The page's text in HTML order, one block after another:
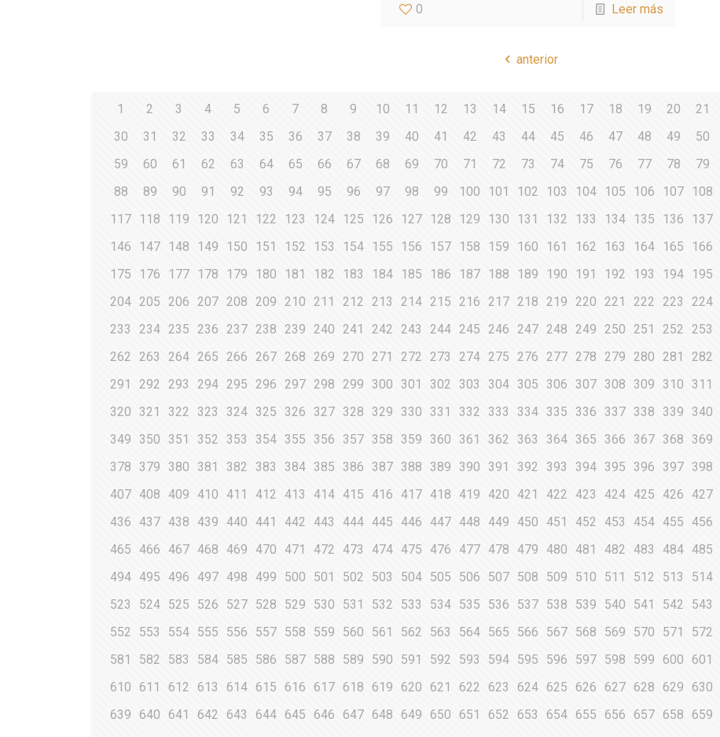
0 Leer más
anterior
1 2 3 4 5 6 7 8 9 10 11 12 13 14 15 16 17 18 19 20 21
30
31 32 33 34 35 36 37 38 39 40 41 42 43 44 45 46 47 48 49 50
59
60 61 62 63 64 65 66 67 68 69 70 71 72 73 74 75 76 77 78 79
88
89 90 91 92 93 94 95 96 97 98 99 100 101 102 103 104 105 106 107 108
117 118 119 120 121 122 123 124 125 126 127 128 129 130 131 132 133 134 135 136 137
146
147 148 149 150 151 152 153 154 155 156 157 158 159 160 161 162 163 164 165 166
175
176 177 178 179 180 181 182 183 184 185 186 187 188 189 190 191 192 193 194 195
204 205 206 207 208 209 210 211 212 213 214 215 216 217 218 219 220 221 222 223 224
233
234 235 236 237 238 239 240 241 242 243 244 245 246 247 248 249 250 251 252 253
262
263 264 265 266 267 268 269 270 271 272 273 274 275 276 277 278 279 280 281 282
291
292 293 294 295 296 297 298 299 300 301 302 303 304 305 306 307 308 309 310 311
320
321 322 323 324 325 326 327 328 329 330 331 332 333 334 335 336 337 338 339 340
349
350 351 352 353 354 355 356 357 358 359 360 361 362 363 364 365 366 367 368 369
378
379 380 381 382 383 384 385 386 387 388 389 390 391 392 393 394 395 396 397 398
407 408 409 410 411 412 413 414 415 416 417 418 419 420 421 422 423 424 425 426 427
436
437 438 439 440 441 442 443 444 445 446 447 448 449 450 451 452 453 454 455 456
465
466 467 468 469 470 471 472 473 474 475 476 477 478 479 480 481 482 483 484 485
494 495 496 497 498 499 500 501 502 503 504 505 506 507 508 509 510 511 512 513 514
523
524 525 526 527 528 529 530 531 532 533 534 535 536 537 538 539 540 541 542 543
552
553 554 555 556 557 558 559 560 561 562 563 564 565 566 567 568 569 570 571 572
581
582 583 584 585 586 587 588 589 590 591 592 593 594 595 596 597 598 599 600 601
610
611 612 613 614 615 616 617 618 619 620 621 622 623 624 625 626 627 628 629 630
639
640 641 642 643 644 645 646 647 648 649 650 651 652 653 654 655 656 657 658 659